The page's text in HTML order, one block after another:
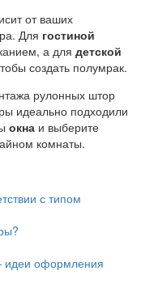
от ваших
Для гостиной
а для детской
создать полумрак.
рулонных штор
идеально подходили
окна и выберите
комнаты.
с типом
идеи оформления